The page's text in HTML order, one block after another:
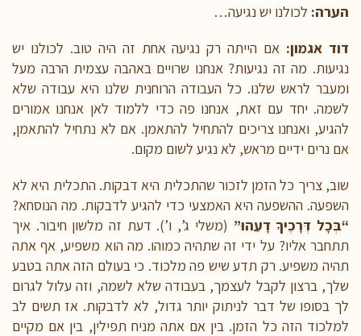
הערה: לכולנו יש נגיעה…
דוד אגמון: אם הייתה רק נגיעה אחת זה היה טוב. לכולנו יש
נגיעות. מה זה נגיעות? אנחנו שרויים באהבה עצמית הרבה מעל
ומעבר לראש שלנו. כל העבודה הרוחנית שלנו היא עבודה שלא
לשמה. יחד עם זאת, אנחנו פה כדי ללמוד לאן אנחנו אמורים
להגיע, ואנחנו צריכים להתחיל להתאמן. אם לא נתחיל להתאמן,
אם נרים ידיים מראש, לא נגיע לשום מקום.
שוב, צריך כל הזמן לזכור שהתכלית היא דבקות. התכלית היא לא
השפעה. ההשפעה היא האמצעי כדי להגיע לדבקות. מה הנוסחא?
“בְּכָל דְּרָכֶיךָ דָעֵהוּ” (משלי ג’, ו’). דעת זה מלשון חיבור. איך
תתחבר אליו? על ידי זה שתהיה כמוהו. מה הוא משפיע, אף אתה
תהיה משפיע. רק תדע שיש פה מלכוד. כי בעולם הזה אתה בטבע
שלך, ברצון לקבל לעצמך, בעבודה שלא לשמה, וזה עלול לגרום
לך בסופו של דבר לניתוק יותר גדול, לא לדבקות. אז תשים לב
למלכוד הזה כל הזמן. בין אם אתה מניח תפילין, בין אם מקיים